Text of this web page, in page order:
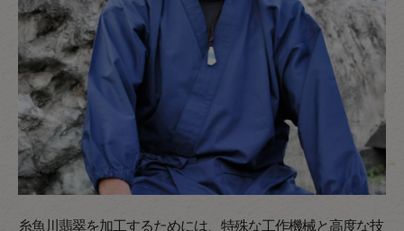
糸魚川翡翠を加工するためには、特殊な工作機械と高度な技